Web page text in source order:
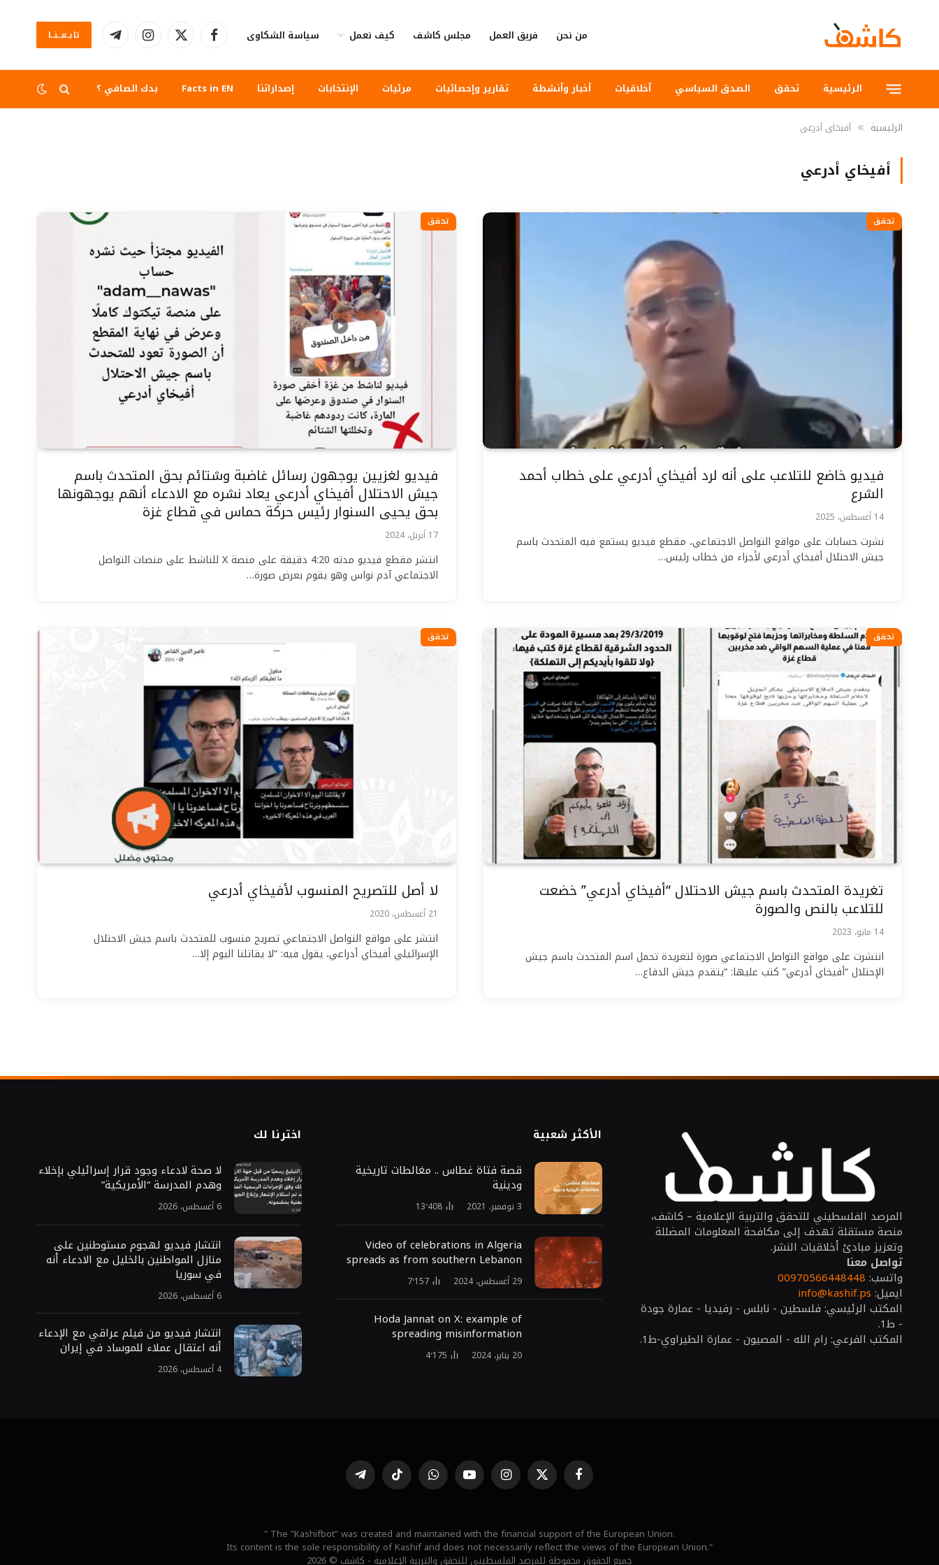
من نحن فريق العمل مجلس كاشف كيف نعمل سياسة الشكاوى فيسبوكX الانستغرامتيلقرام تابــعــنــا
الرئيسية تحقق الصدق السياسي أخلاقيات أخبار وأنشطة تقارير وإحصائيات مرئيات الإنتخابات إصداراتنا Facts in EN بدك الصافي ؟
الرئيسية » أفيخاي أدرعي
أفيخاي أدرعي
تحقق
فيديو خاضع للتلاعب على أنه لرد أفيخاي أدرعي على خطاب أحمد
الشرع
14 أغسطس، 2025
نشرت حسابات على مواقع التواصل الاجتماعي، مقطع فيديو يستمع فيه المتحدث باسم
جيش الاحتلال أفيخاي أدرعي لأجزاء من خطاب رئيس…
تحقق
فيديو لغزيين يوجهون رسائل غاضبة وشتائم بحق المتحدث باسم
جيش الاحتلال أفيخاي أدرعي يعاد نشره مع الادعاء أنهم يوجهونها
بحق يحيى السنوار رئيس حركة حماس في قطاع غزة
17 أبريل، 2024
انتشر مقطع فيديو مدته 4:20 دقيقة على منصة X للناشط على منصات التواصل
الاجتماعي آدم نواس وهو يقوم بعرض صورة…
تحقق
تغريدة المتحدث باسم جيش الاحتلال “أفيخاي أدرعي” خضعت
للتلاعب بالنص والصورة
14 مايو، 2023
انتشرت على مواقع التواصل الاجتماعي صورة لتغريدة تحمل اسم المتحدث باسم جيش
الإحتلال “أفيخاي أدرعي” كتب عليها: “يتقدم جيش الدفاع…
تحقق
لا أصل للتصريح المنسوب لأفيخاي أدرعي
21 أغسطس، 2020
انتشر على مواقع التواصل الاجتماعي تصريح منسوب للمتحدث باسم جيش الاحتلال
الإسرائيلي أفيخاي أدراعي، يقول فيه: “لا يقاتلنا اليوم إلا…
المرصد الفلسطيني للتحقق والتربية الإعلامية – كاشف،
منصة مستقلة تهدف إلى مكافحة المعلومات المضللة
وتعزيز مبادئ أخلاقيات النشر.
تواصل معنا
واتسب: 00970566448448
ايميل: info@kashif.ps
المكتب الرئيسي: فلسطين - نابلس - رفيديا - عمارة جودة
- ط1.
المكتب الفرعي: رام الله - المصيون - عمارة الطيراوي-ط1.
الأكثر شعبية
قصة فتاة غطاس .. مغالطات تاريخية
ودينية
3 نوفمبر، 2021 13٬408
Video of celebrations in Algeria
spreads as from southern Lebanon
29 أغسطس، 2024 7٬157
Hoda Jannat on X: example of
spreading misinformation
20 يناير، 2024 4٬175
اخترنا لك
لا صحة لادعاء وجود قرار إسرائيلي بإخلاء
وهدم المدرسة “الأمريكية”
6 أغسطس، 2026
انتشار فيديو لهجوم مستوطنين على
منازل المواطنين بالخليل مع الادعاء أنه
في سوريا
6 أغسطس، 2026
انتشار فيديو من فيلم عراقي مع الإدعاء
أنه اعتقال عملاء للموساد في إيران
4 أغسطس، 2026
فيسبوك X
(Twitter)
الانستغراميوتيوب واتساب تيكتوك تيلقرام
" The "Kashifbot" was created and maintained with the financial support of the European Union.
Its content is the sole responsibility of Kashif and does not necessarily reflect the views of the European Union."
جميع الحقوق محفوظة للمرصد الفلسطيني للتحقق والتربية الإعلامية - كاشف © 2026